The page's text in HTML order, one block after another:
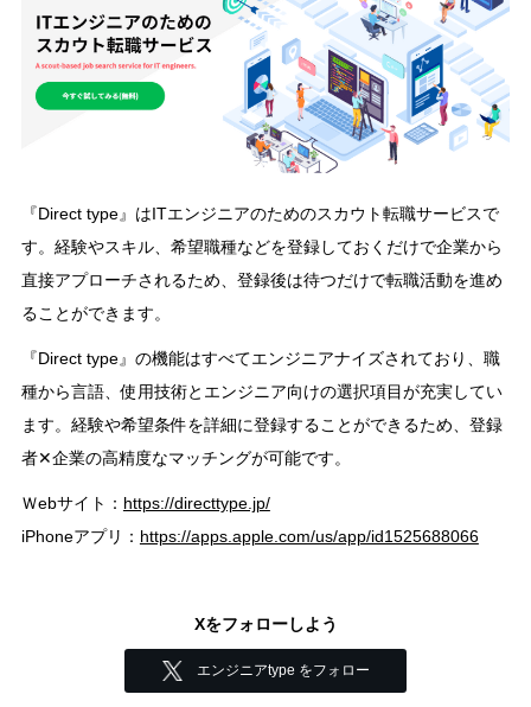
『Direct type』はITエンジニアのためのスカウト転職サービスで
す。経験やスキル、希望職種などを登録しておくだけで企業から
直接アプローチされるため、登録後は待つだけで転職活動を進め
ることができます。
『Direct type』の機能はすべてエンジニアナイズされており、職
種から言語、使用技術とエンジニア向けの選択項目が充実してい
ます。経験や希望条件を詳細に登録することができるため、登録
者✕企業の高精度なマッチングが可能です。
Ｗebサイト： https://directtype.jp/
iPhoneアプリ： https://apps.apple.com/us/app/id1525688066
Xをフォローしよう
エンジニアtype をフォロー